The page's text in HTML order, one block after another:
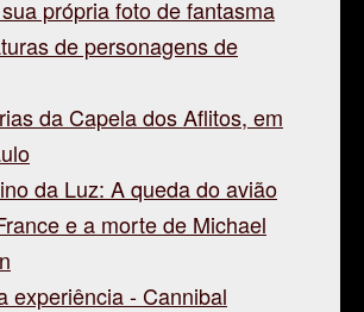
própria foto de fantasma
de personagens de
da Capela dos Aflitos, em
da Luz: A queda do avião
e a morte de Michael
experiência - Cannibal